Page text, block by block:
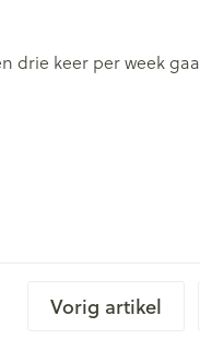
drie keer per week
Vorig artikel